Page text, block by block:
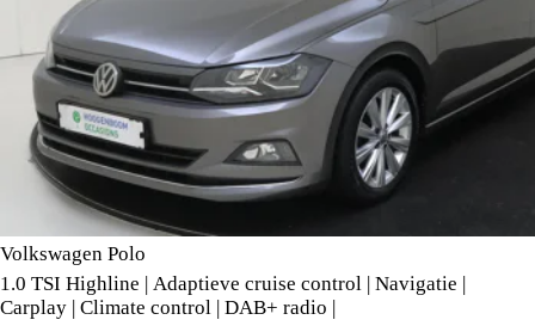
Volkswagen Polo
1.0 TSI Highline | Adaptieve cruise control | Navigatie |
Carplay | Climate control | DAB+ radio |